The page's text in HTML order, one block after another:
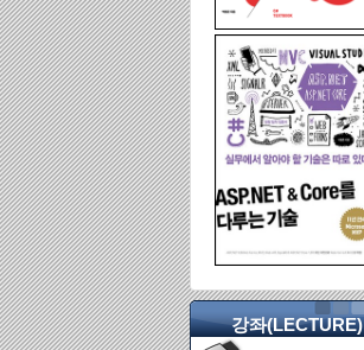
강좌(LECTURE)